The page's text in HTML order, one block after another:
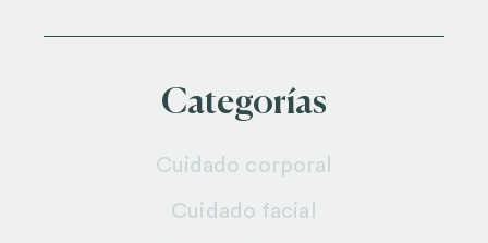
Categorías
Cuidado corporal
Cuidado facial